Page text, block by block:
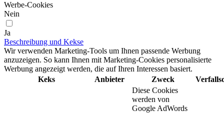
Werbe-Cookies
Nein
Ja
Beschreibung und Kekse
Wir verwenden Marketing-Tools um Ihnen passende Werbung
anzuzeigen. So kann Ihnen mit Marketing-Cookies personalisierte
Werbung angezeigt werden, die auf Ihren Interessen basiert.
Keks
Anbieter Zweck
Diese Cookies
werden von
Google AdWords